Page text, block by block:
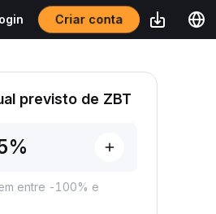
Criar conta
previsto de ZBT
entre -100% e